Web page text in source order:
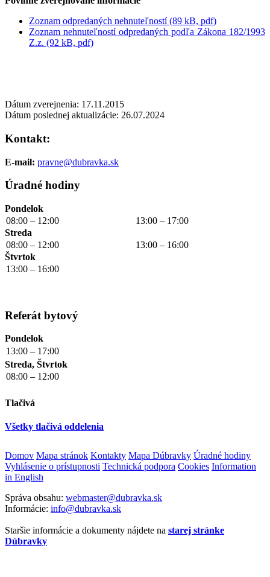
Zoznam odpredaných nehnuteľností (89 kB, pdf)
Zoznam nehnuteľností odpredaných podľa Zákona 182/1993
Z.z. (92 kB, pdf)
Dátum zverejnenia: 17.11.2015
Dátum poslednej aktualizácie: 26.07.2024
Kontakt:
E-mail: pravne@dubravka.sk
Úradné hodiny
Pondelok
08:00 – 12:00
13:00 – 17:00
Streda
08:00 – 12:00
13:00 – 16:00
Štvrtok
13:00 – 16:00
Referát bytový
Pondelok
13:00 – 17:00
Streda, Štvrtok
08:00 – 12:00
Tlačivá
Všetky tlačivá oddelenia
Domov Mapa stránok Kontakty Mapa Dúbravky Úradné hodiny
Vyhlásenie o prístupnosti Technická podpora Cookies Information
in English
Správa obsahu: webmaster@dubravka.sk
Informácie: info@dubravka.sk
Staršie informácie a dokumenty nájdete na starej stránke
Dúbravky